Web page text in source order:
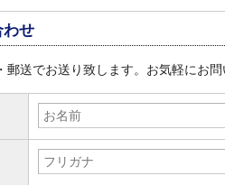
わせ
送でお送り致します。お気軽にお問